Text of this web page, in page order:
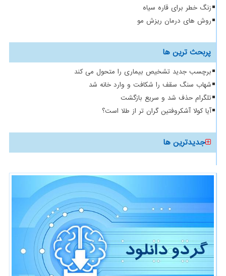
زنگ خطر برای قاره سیاه
روش های درمان ریزش مو
پربحث ترین ها
برچسب جدید تشخیص بیماری را متحول می کند
شهاب سنگ سقف را شکافت و وارد خانه شد
تلگرام حذف شد و سریع بازگشت
آیا کولا آشکروفتین گران تر از طلا است؟
جدیدترین ها